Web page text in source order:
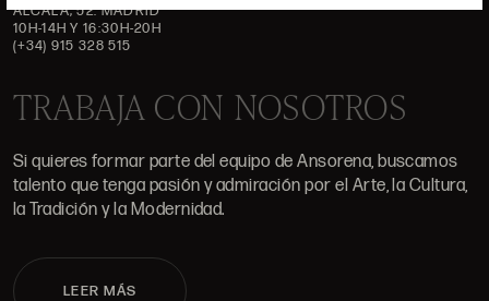
ALCALÁ, 52. MADRID
10H-14H Y 16:30H-20H
(+34) 915 328 515
TRABAJA CON NOSOTROS
Si quieres formar parte del equipo de Ansorena, buscamos
talento que tenga pasión y admiración por el Arte, la Cultura,
la Tradición y la Modernidad.
LEER MÁS